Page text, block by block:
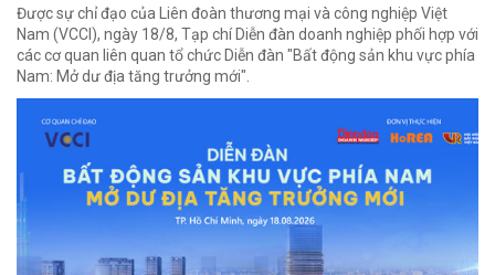
Được sự chỉ đạo của Liên đoàn thương mại và công nghiệp Việt
Nam (VCCI), ngày 18/8, Tạp chí Diễn đàn doanh nghiệp phối hợp với
các cơ quan liên quan tổ chức Diễn đàn "Bất động sản khu vực phía
Nam: Mở dư địa tăng trưởng mới".